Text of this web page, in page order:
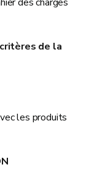
de la
les produits